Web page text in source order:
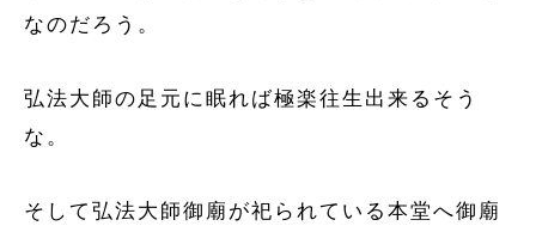
なのだろう。
弘法大師の足元に眠れば極楽往生出来るそう
な。
そして弘法大師御廟が祀られている本堂へ御廟